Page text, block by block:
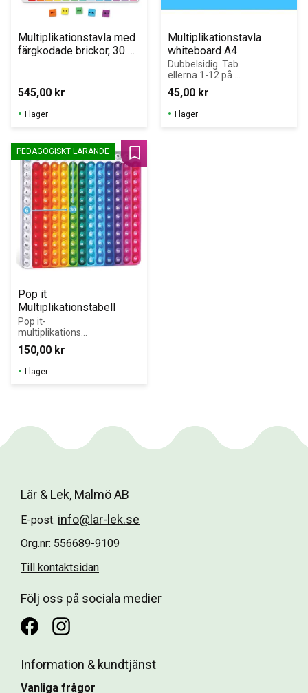
Multiplikationstavla med
färgkodade brickor, 30 ×
545,00 kr
I lager
Multiplikationstavla
whiteboard A4
Dubbelsidig. Tab
ellerna 1-12 på
framsidan.
Tomma rutor
för egna
övningar på
45,00 kr
I lager
Pop it
Multiplikationstabell
Pop it-
multiplikationspl
atta som gör
matematiken
rolig och konkret.
150,00 kr
PEDAGOGISKT LÄRANDE
Lägg till i favoriter
I lager
Lär & Lek, Malmö AB
E-post: info@lar-lek.se
Org.nr: 556689-9109
Till kontaktsidan
Följ oss på sociala medier
Information & kundtjänst
Vanliga frågor